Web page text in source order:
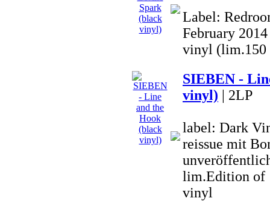
Label:
February
vinyl (lim.150
SIEBEN -
vinyl) | 2LP
label: Dark
reissue mit
lim.Edition of
vinyl